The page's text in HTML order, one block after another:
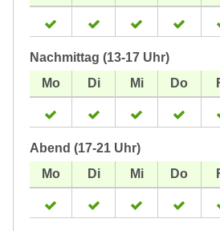
Nachmittag (13-17 Uhr)
Abend (17-21 Uhr)